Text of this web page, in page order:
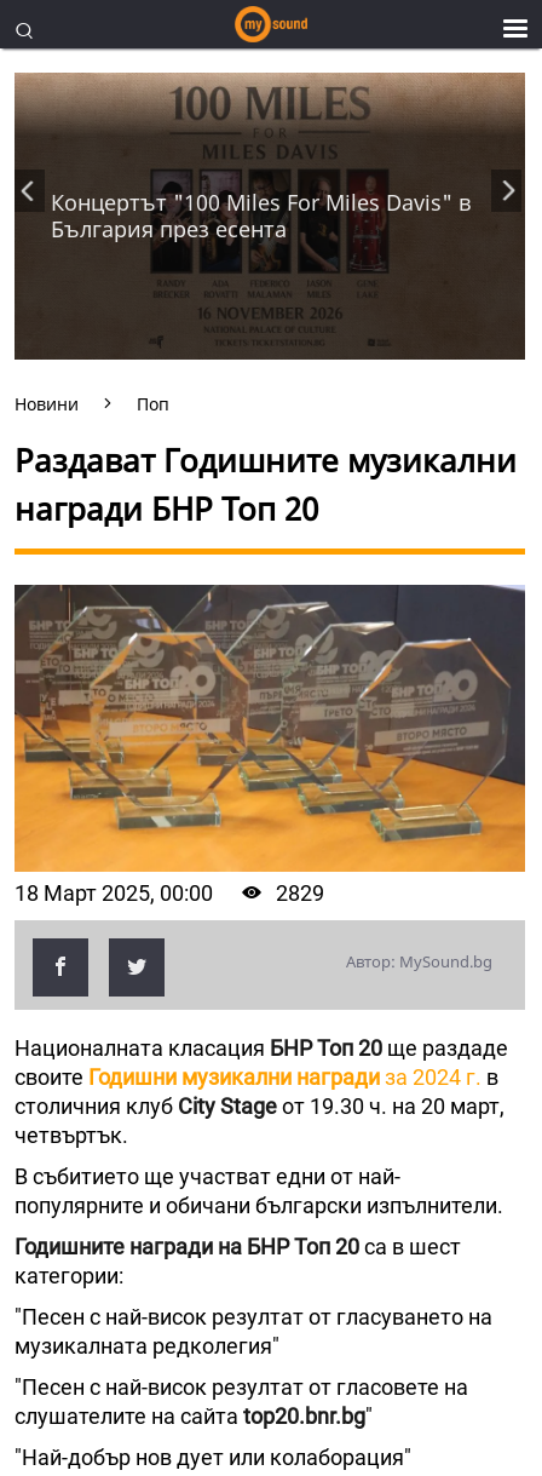
Концертът "100 Miles For Miles Davis" в
България през есента
Новини Поп
Раздават Годишните музикални
награди БНР Топ 20
18 Март 2025, 00:00 2829
Автор: MySound.bg
Националната класация БНР Топ 20 ще раздаде
своите Годишни музикални наградиза 2024 г. в
столичния клуб City Stageот 19.30 ч. на 20 март,
четвъртък.
В събитието ще участват едни от най-
популярните и обичани български изпълнители.
Годишните награди на БНР Топ 20са в шест
категории:
"Песен с най-висок резултат от гласуването на
музикалната редколегия"
"Песен с най-висок резултат от гласовете на
слушателите на сайта top20.bnr.bg"
"Най-добър нов дует или колаборация"